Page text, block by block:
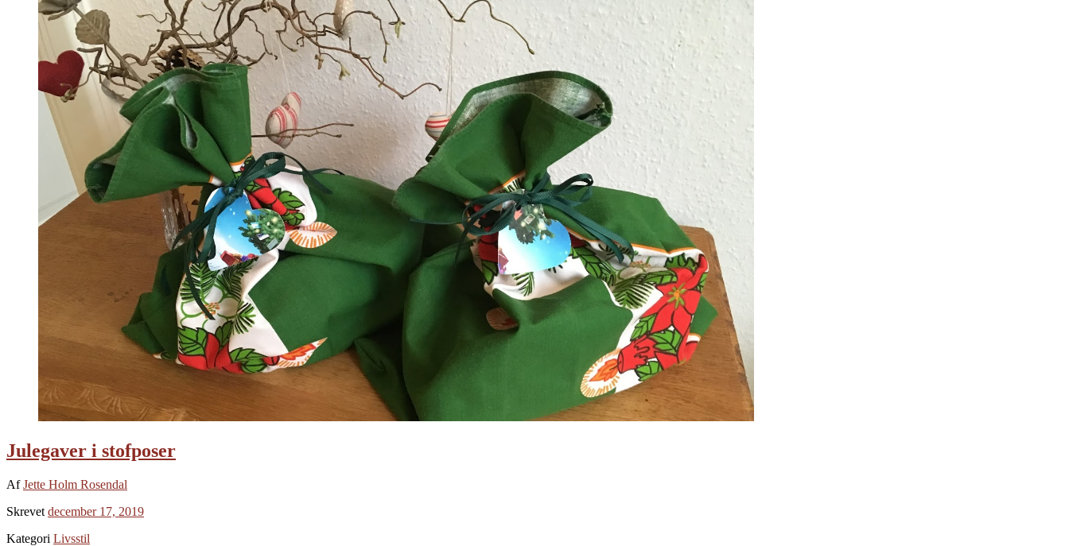
Julegaver i stofposer
AfJette Holm Rosendal
Skrevet december 17, 2019
Kategori Livsstil